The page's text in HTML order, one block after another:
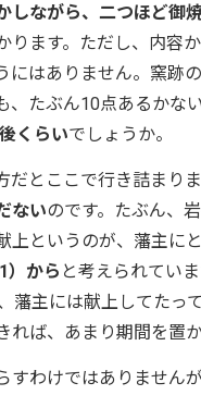
ながら、二つほど御
ります。ただし、内容
にはありません。窯跡
たぶん10点あるかな
くらいでしょうか。
とここで行き詰まりま
ないのです。たぶん、
上というのが、藩主に
）から と考えられてい
藩主には献上してた
れば、あまり期間を置
わけではありません